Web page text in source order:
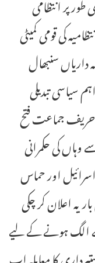
کی قومی کمیٹی
سنبھال
تبدیلی
ہے۔ حماس نے2007 میں حریف جماعت فتح
کی حکمرانی
اور حماس
یہ اعلان کر چکی
الگ ہونے کے لیے